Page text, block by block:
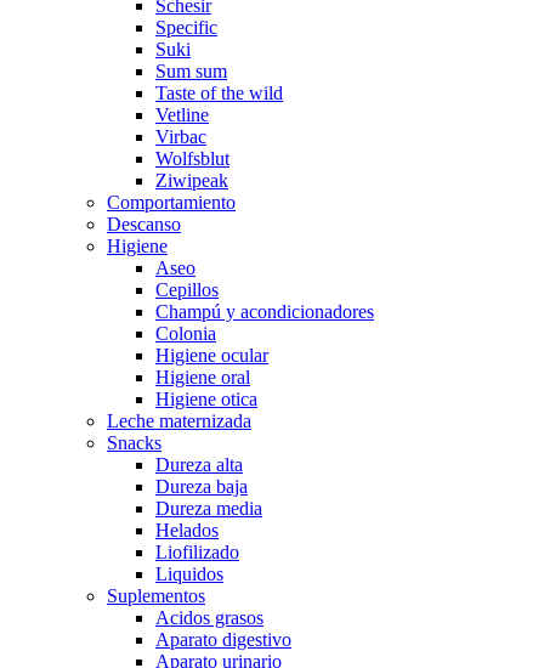
Schesir
Specific
Suki
Sum sum
Taste of the wild
Vetline
Virbac
Wolfsblut
Ziwipeak
Comportamiento
Descanso
Higiene
Aseo
Cepillos
Champú y acondicionadores
Colonia
Higiene ocular
Higiene oral
Higiene otica
Leche maternizada
Snacks
Dureza alta
Dureza baja
Dureza media
Helados
Liofilizado
Liquidos
Suplementos
Acidos grasos
Aparato digestivo
Aparato urinario